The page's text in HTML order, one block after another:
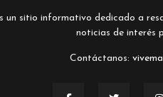
un sitio informativo dedicado a
noticias de interés
Contáctanos: